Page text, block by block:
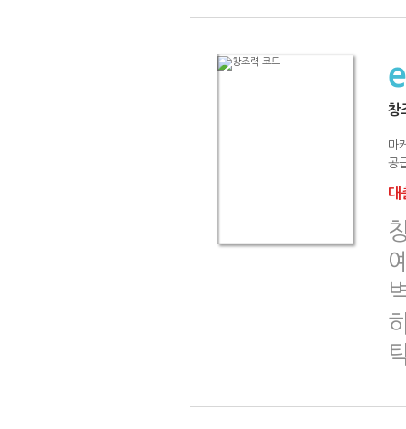
창
마
공
대